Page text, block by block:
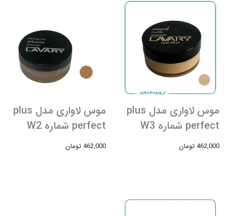
موس لاواری مدل plus
perfect شماره W3
462,000 تومان
موس لاواری مدل plus
perfect شماره W2
462,000 تومان